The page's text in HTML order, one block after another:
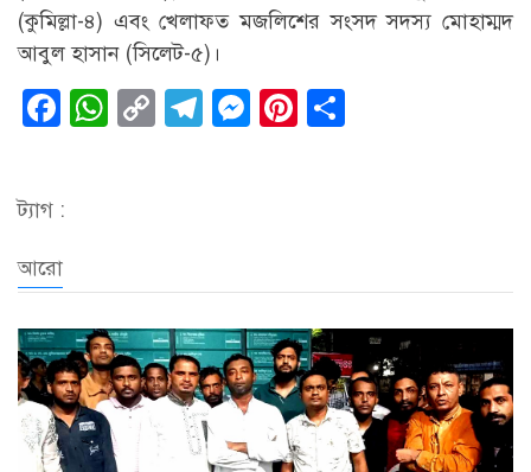
(কুমিল্লা-৪) এবং খেলাফত মজলিশের সংসদ সদস্য মোহাম্মদ
আবুল হাসান (সিলেট-৫)।
Facebook
WhatsApp
CopyTelegram
Messenger
Pinterest
ট্যাগ :
আরো